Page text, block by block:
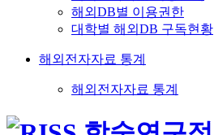
해외DB별 이용권한
대학별 해외DB 구독현황
해외전자자료 통계
해외전자자료 통계